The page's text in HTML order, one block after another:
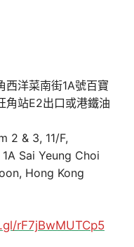
西洋菜南街1A號百寶
角站E2出口或港鐵油
2 & 3, 11/F,
Sai Yeung Choi
Hong Kong
rF7jBwMUTCp5